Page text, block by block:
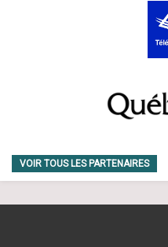
VOIR TOUS LES PARTENAIRES